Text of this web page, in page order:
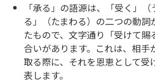
「承る」の語源は、「受く」
る」（たまわる）の二つの動詞
たもので、文字通り「受けて賜
合いがあります。これは、相手
取る際に、それを恩恵として受
表します。